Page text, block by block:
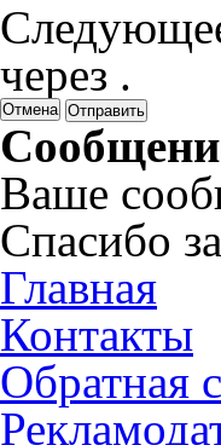
через .
Отмена
Ваше
Спасибо
Главная
Контакты
Обратная